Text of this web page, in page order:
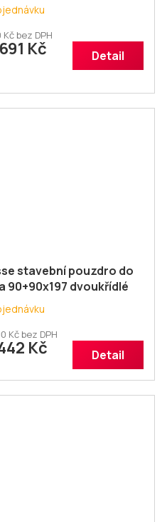
Kč bez DPH
Kč Detail
stavební pouzdro do
90+90x197 dvoukřídlé
Kč bez DPH
Kč Detail